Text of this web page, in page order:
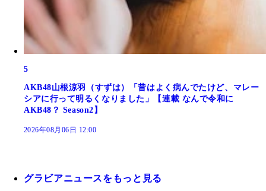
5
AKB48山根涼羽（すずは）「昔はよく病んでたけど、マレー
シアに行って明るくなりました」【連載 なんで令和に
AKB48？ Season2】
2026年08月06日 12:00
グラビアニュースをもっと見る